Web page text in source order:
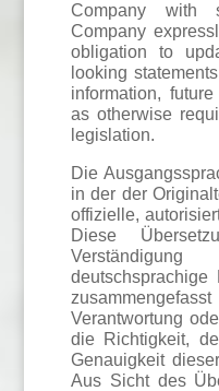
Company with
Company
obligation to
looking
information,
as otherwise
legislation.
Die
in der der
offizielle,
Diese
Verantwortung
die Richtigkeit,
Genauigkeit
Aus Sicht des